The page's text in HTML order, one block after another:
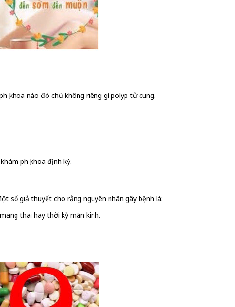
khoa nào đó chứ không riêng gì polyp tử cung.
phụ khoa định kỳ.
số giả thuyết cho rằng nguyên nhân gây bệnh là:
thai hay thời kỳ mãn kinh.